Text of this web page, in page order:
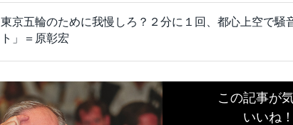
東京五輪のために我慢しろ？２分に１回、都心上空で騒
ト」＝原彰宏
この記事が
いいね